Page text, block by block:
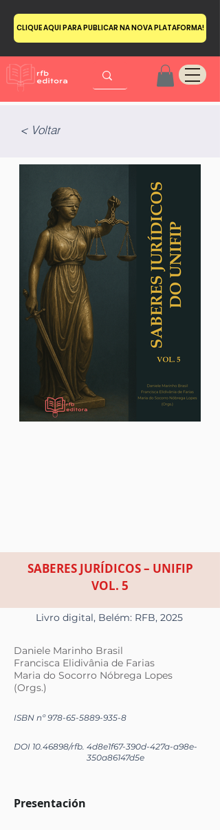
CLIQUE AQUI PARA PUBLICAR NA NOVA PLATAFORMA!
< Voltar
SABERES JURÍDICOS – UNIFIP
VOL. 5
Livro digital, Belém: RFB, 2025
Daniele Marinho Brasil
Francisca Elidivânia de Farias
Maria do Socorro Nóbrega Lopes
(Orgs.)
ISBN nº978-65-5889-935-8
DOI 10.46898/rfb. 4d8e1f67-390d-427a-a98e-
350a86147d5e
Presentación